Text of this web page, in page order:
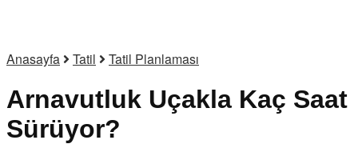
Anasayfa Tatil Tatil Planlaması
Arnavutluk Uçakla Kaç Saat
Sürüyor?